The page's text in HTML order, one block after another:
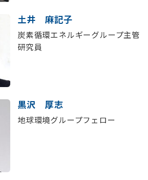
土井 麻記子
炭素循環エネルギーグループ主管
研究員
黒沢 厚志
地球環境グループフェロー